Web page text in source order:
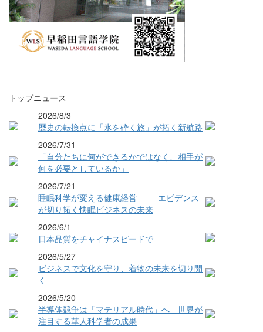
トップニュース
2026/8/3
歴史の転換点に「氷を砕く旅」が拓く新航路
2026/7/31
「自分たちに何ができるかではなく、相手が
何を必要としているか」
2026/7/21
睡眠科学が変える健康経営 ―― エビデンス
が切り拓く快眠ビジネスの未来
2026/6/1
日本品質をチャイナスピードで
2026/5/27
ビジネスで文化を守り、着物の未来を切り開
く
2026/5/20
半導体競争は「マテリアル時代」へ 世界が
注目する華人科学者の成果